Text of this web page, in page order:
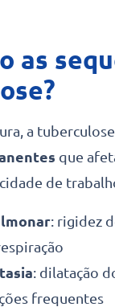
as
a
que
de
: rigidez
: dilatação
frequentes